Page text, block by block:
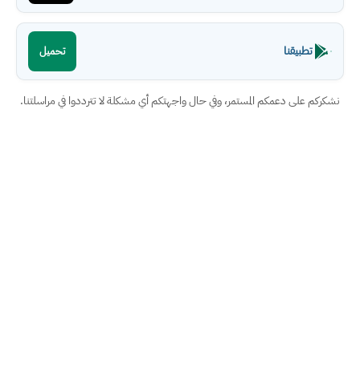
تطبيقنا تحميل
نشكركم على دعمكم المستمر، وفي حال واجهتكم أي مشكلة لا تترددوا في مراسلتنا.